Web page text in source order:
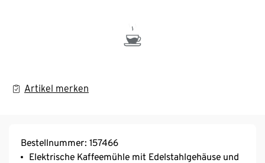
Artikel merken
Bestellnummer: 157466
Elektrische Kaffeemühle mit Edelstahlgehäuse und